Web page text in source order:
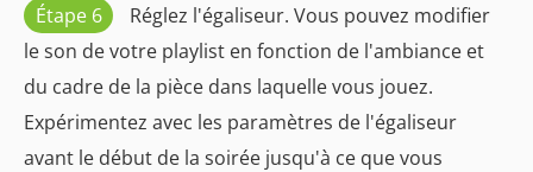
Étape 6
Réglez l'égaliseur. Vous pouvez modifier
le son de votre playlist en fonction de l'ambiance et
du cadre de la pièce dans laquelle vous jouez.
Expérimentez avec les paramètres de l'égaliseur
avant le début de la soirée jusqu'à ce que vous